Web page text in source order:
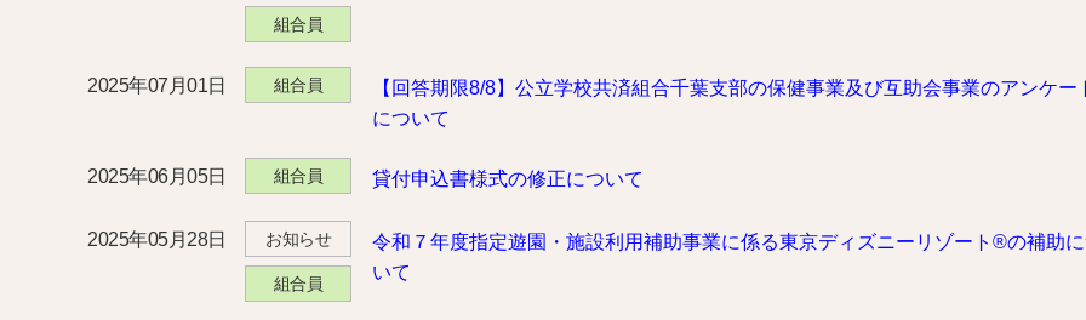
組合員
2025年07月01日 組合員
【回答期限8/8】公立学校共済組合千葉支部の保健事業及び互助会事業のアンケー
について
2025年06月05日 組合員 貸付申込書様式の修正について
2025年05月28日 お知らせ
組合員
令和７年度指定遊園・施設利用補助事業に係る東京ディズニーリゾート®の補助
いて